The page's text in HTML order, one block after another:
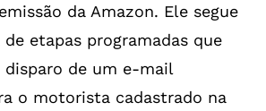
da Amazon. Ele segue
etapas programadas que
de um e-mail
o motorista cadastrado na